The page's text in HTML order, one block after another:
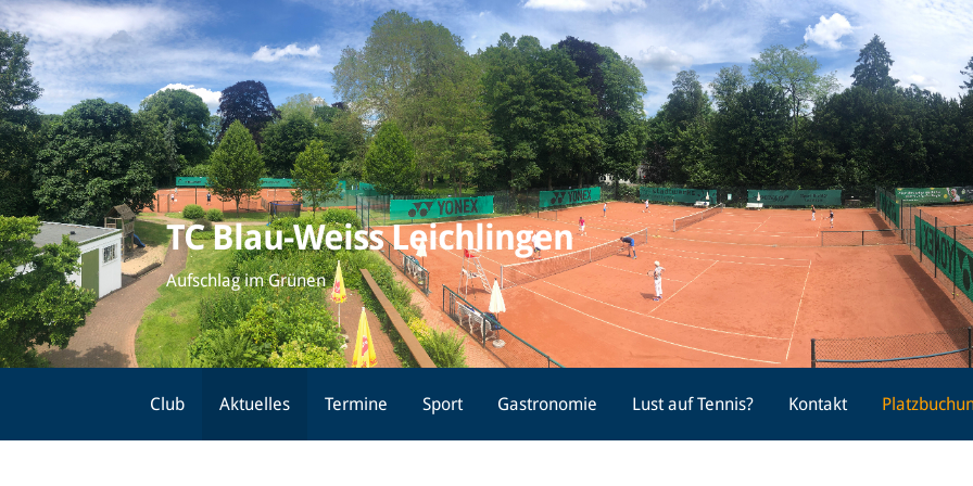
Zum
Inhalt
springen
TC Blau-Weiss Leichlingen
Aufschlag im Grünen
Club Aktuelles Termine Sport Gastronomie Lust auf Tennis? Kontakt